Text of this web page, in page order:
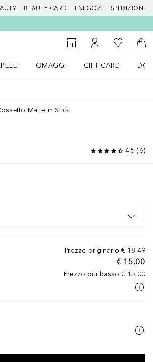
BEAUTY CARD I NEGOZI SPEDIZIONI
StorefinderAl Mio Account
Alla Mia
Al
OMAGGI
GIFT CARD
Matte in Stick
4.5 (6)
Prezzo originario € 18,49
€ 15,00
Prezzo più basso € 15,00